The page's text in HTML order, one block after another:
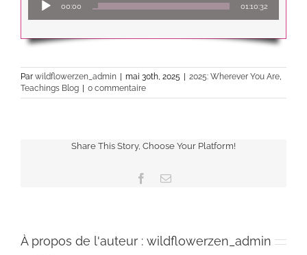
audio
00:00 01:10:32
Par wildflowerzen_admin mai 30th, 2025 2025: Wherever You Are,
Teachings Blog
0 commentaire
Share This Story, Choose Your Platform!
Facebook
Email
À propos de l'auteur : wildflowerzen_admin